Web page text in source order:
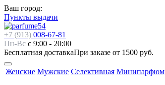
Ваш город:
Пункты выдачи
+7 (913) 008-67-81
Пн-Вс с 9:00 - 20:00
Бесплатная доставкаПри заказе от 1500 руб.
Женские Мужские Селективная Минипарфюм